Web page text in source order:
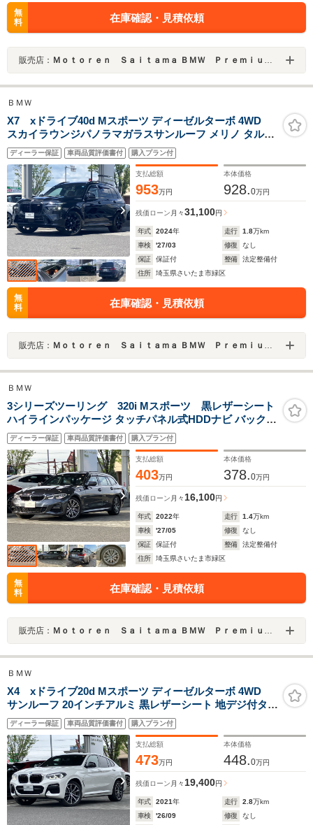
無
料
在庫確認・見積依頼
販売店： Ｍｏｔｏｒｅｎ Ｓａｉｔａｍａ ＢＭＷ Ｐｒｅｍｉｕｍ Ｓｅｌｅｃｔｉｏｎ 浦和美園
ＢＭＷ
X7 xドライブ40d Mスポーツ ディーゼルターボ 4WD
スカイラウンジパノラマガラスサンルーフ メリノ タルト
ゥーフォエクセレントレザーシート 22インチアルミ 6人
乗り 地デジ付タッチパネル式ナビ ACC フロントベンチ
レーション
ディーラー保証 車両品質評価書付 購入プラン付
支払総額
953万円
本体価格
928.0万円
残価ローン 月々31,100円
年式 2024年 走行 1.8万km
車検
'27/03 修復
なし
保証
保証付 整備
法定整備付
住所
埼玉県さいたま市緑区
無
料
在庫確認・見積依頼
販売店： Ｍｏｔｏｒｅｎ Ｓａｉｔａｍａ ＢＭＷ Ｐｒｅｍｉｕｍ Ｓｅｌｅｃｔｉｏｎ 浦和美園
ＢＭＷ
3シリーズツーリング 320i Mスポーツ 黒レザーシート
ハイラインパッケージ タッチパネル式HDDナビ バックカ
メラ ACC シートヒーター ドライビングアシストプロフ
ェッショナル パーキングアシスト
ディーラー保証 車両品質評価書付 購入プラン付
支払総額
403万円
本体価格
378.0万円
残価ローン 月々16,100円
年式 2022年 走行 1.4万km
車検
'27/05 修復
なし
保証
保証付 整備
法定整備付
住所
埼玉県さいたま市緑区
無
料
在庫確認・見積依頼
販売店： Ｍｏｔｏｒｅｎ Ｓａｉｔａｍａ ＢＭＷ Ｐｒｅｍｉｕｍ Ｓｅｌｅｃｔｉｏｎ 浦和美園
ＢＭＷ
X4 xドライブ20d Mスポーツ ディーゼルターボ 4WD
サンルーフ 20インチアルミ 黒レザーシート 地デジ付タッ
チパネル式HDDナビ フロント+サイド+バック+トップビ
ューカメラ ACC アダプティブLEDヘッドライト
ディーラー保証 車両品質評価書付 購入プラン付
支払総額
473万円
本体価格
448.0万円
残価ローン 月々19,400円
年式 2021年 走行 2.8万km
車検
'26/09 修復
なし